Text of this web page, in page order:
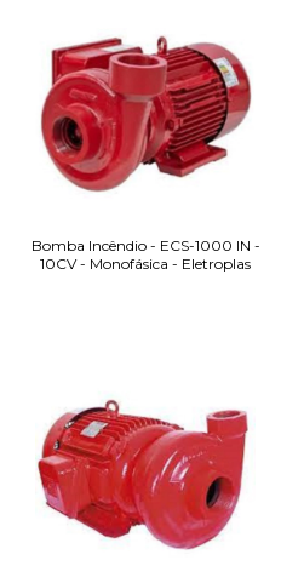
Bomba Incêndio - ECS-1000 IN -
10CV - Monofásica - Eletroplas